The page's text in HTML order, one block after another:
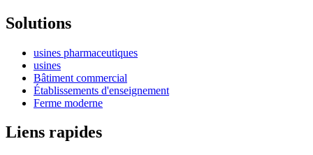
Solutions
usines pharmaceutiques
usines
Bâtiment commercial
Établissements d'enseignement
Ferme moderne
Liens rapides